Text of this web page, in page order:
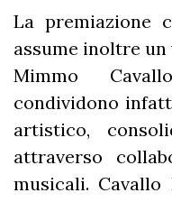
La premiazione
assume inoltre
Mimmo
condividono
artistico,
attraverso
musicali.